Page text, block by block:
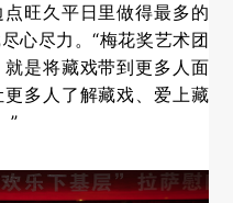
旺久平日里做得最多的
心尽力。“梅花奖艺术团
是将藏戏带到更多人面
多人了解藏戏、爱上藏
”